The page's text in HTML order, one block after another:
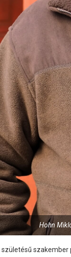
Hohn
szakember